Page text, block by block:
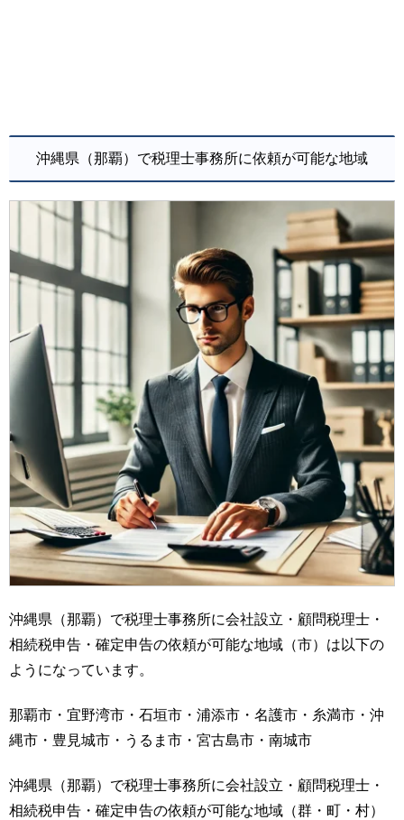
沖縄県（那覇）で税理士事務所に依頼が可能な地域
沖縄県（那覇）で税理士事務所に会社設立・顧問税理士・
相続税申告・確定申告の依頼が可能な地域（市）は以下の
ようになっています。
那覇市・宜野湾市・石垣市・浦添市・名護市・糸満市・沖
縄市・豊見城市・うるま市・宮古島市・南城市
沖縄県（那覇）で税理士事務所に会社設立・顧問税理士・
相続税申告・確定申告の依頼が可能な地域（群・町・村）